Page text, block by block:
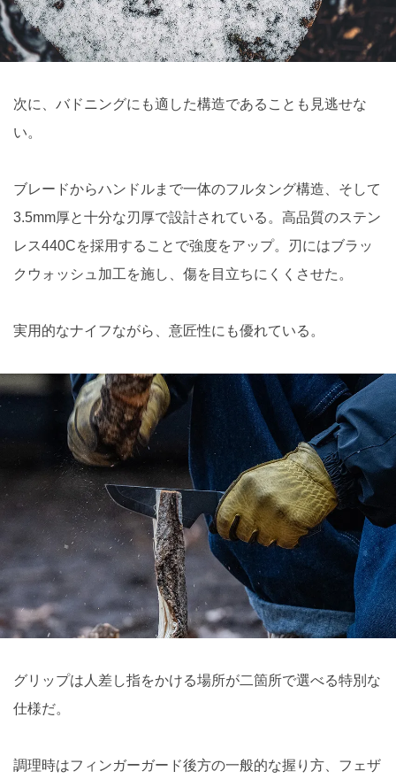
次に、バドニングにも適した構造であることも見逃せな
い。
ブレードからハンドルまで一体のフルタング構造、そして
3.5mm厚と十分な刃厚で設計されている。高品質のステン
レス440Cを採用することで強度をアップ。刃にはブラッ
クウォッシュ加工を施し、傷を目立ちにくくさせた。
実用的なナイフながら、意匠性にも優れている。
グリップは人差し指をかける場所が二箇所で選べる特別な
仕様だ。
調理時はフィンガーガード後方の一般的な握り方、フェザ